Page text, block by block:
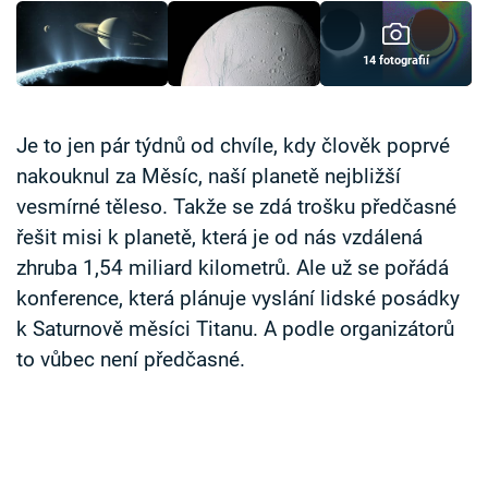
Přihlášení
Sledujte nás
14 fotografií
Je to jen pár týdnů od chvíle, kdy člověk poprvé
nakouknul za Měsíc, naší planetě nejbližší
vesmírné těleso. Takže se zdá trošku předčasné
řešit misi k planetě, která je od nás vzdálená
zhruba 1,54 miliard kilometrů. Ale už se pořádá
konference, která plánuje vyslání lidské posádky
k Saturnově měsíci Titanu. A podle organizátorů
to vůbec není předčasné.